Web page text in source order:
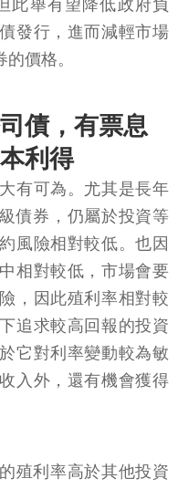
此舉有望降低政府負
發行，進而減輕市場
價格。
債，有票息
利得
有可為。尤其是長年
債券，仍屬於投資等
風險相對較低。也因
相對較低，市場會要
，因此殖利率相對較
追求較高回報的投資
它對利率變動較為敏
入外，還有機會獲得
殖利率高於其他投資